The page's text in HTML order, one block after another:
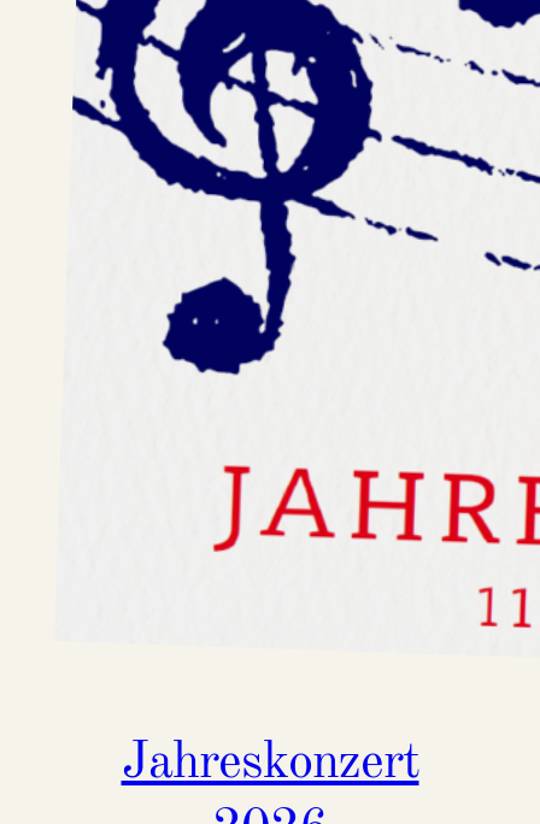
Jahreskonzert